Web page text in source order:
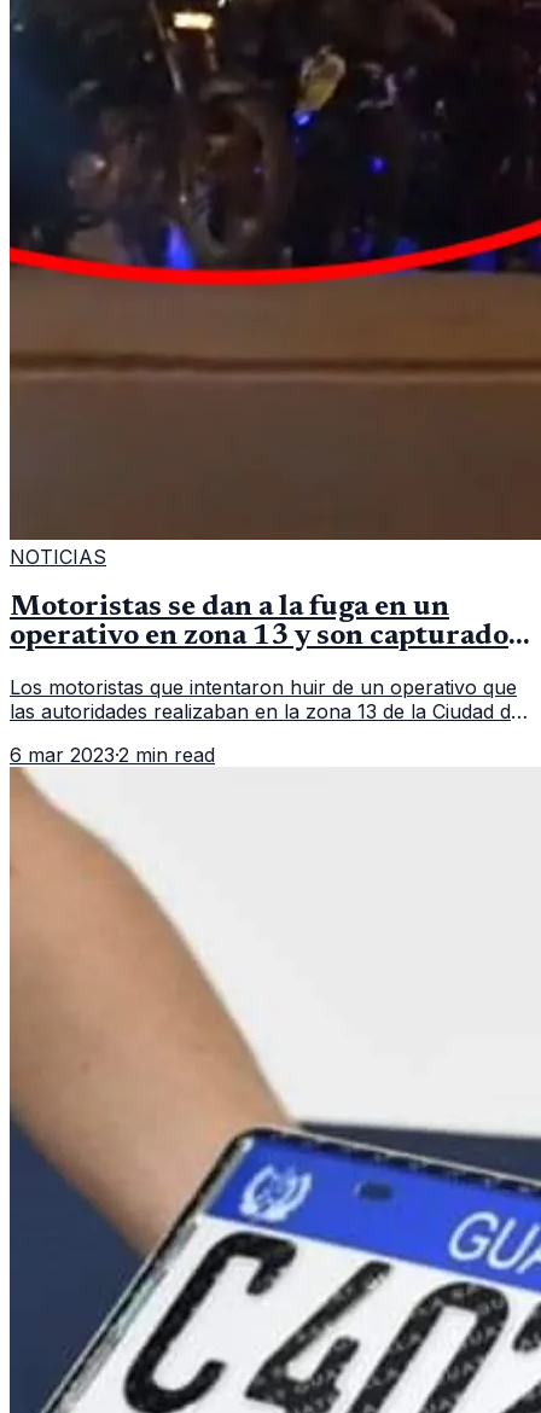
NOTICIAS
Motoristas se dan a la fuga en un
operativo en zona 13 y son capturados
Los motoristas que intentaron huir de un operativo que
las autoridades realizaban en la zona 13 de la Ciudad de
película, un grupo d
6 mar 2023·2 min read